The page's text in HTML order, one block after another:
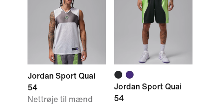
Jordan Sport Quai
54
Nettrøje til mænd
Jordan Sport Quai
54